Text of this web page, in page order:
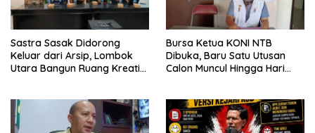
Sastra Sasak Didorong
Keluar dari Arsip, Lombok
Utara Bangun Ruang Kreatif
Bursa Ketua KONI NTB
Dibuka, Baru Satu Utusan
Calon Muncul Hingga Hari